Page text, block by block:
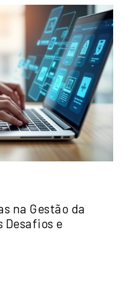
na Gestão da
Desafios e